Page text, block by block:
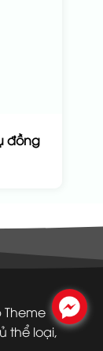
đồng
thể loại,
.